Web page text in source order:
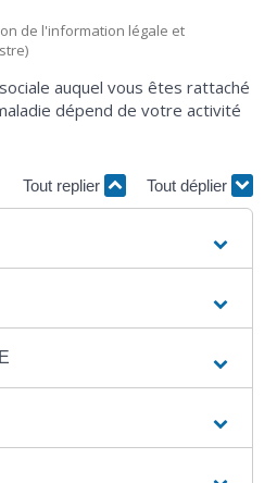
de l'information légale et
auquel vous êtes rattaché
dépend de votre activité
Tout replier Tout déplier